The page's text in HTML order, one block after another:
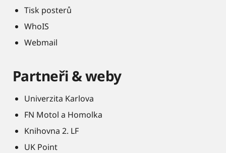
Tisk posterů
WhoIS
Webmail
Partneři & weby
Univerzita Karlova
FN Motol a Homolka
Knihovna 2. LF
UK Point